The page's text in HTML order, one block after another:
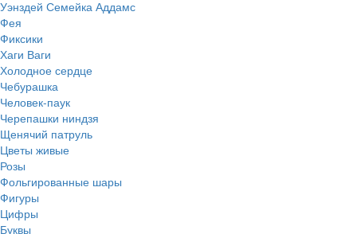
Уэнздей Семейка Аддамс
Фея
Фиксики
Хаги Ваги
Холодное сердце
Чебурашка
Человек-паук
Черепашки ниндзя
Щенячий патруль
Цветы живые
Розы
Фольгированные шары
Фигуры
Цифры
Буквы